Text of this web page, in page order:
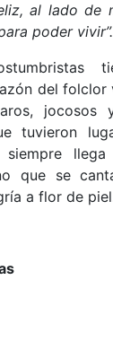
al lado de
poder vivir”.
del folclor
tuvieron
siempre
que se
a flor de